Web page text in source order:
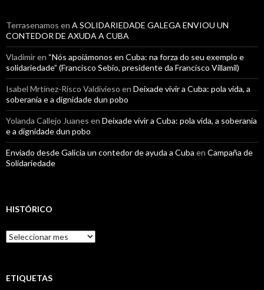
Terrasenamos en A SOLIDARIEDADE GALEGA ENVIOU UN
CONTEDOR DE AXUDA A CUBA
Vladimiren “Nós apoiámonos en Cuba: na forza do seu exemplo e
solidariedade” (Francisco Sebio, presidente da Francisco Villamil)
Isabel Mrtínez-Risco Valdivieso en Deixade vivir a Cuba: pola vida, a
soberanía e a dignidade dun pobo
Yolanda Callejo Juanes en Deixade vivir a Cuba: pola vida, a soberanía
e a dignidade dun pobo
Enviado desde Galicia un contedor de ayuda a Cuba en Campaña de
Solidariedade
HISTÓRICO
Histórico
ETIQUETAS